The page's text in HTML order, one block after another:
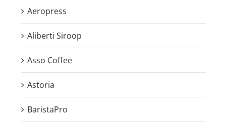
Aeropress
Aliberti Siroop
Asso Coffee
Astoria
BaristaPro